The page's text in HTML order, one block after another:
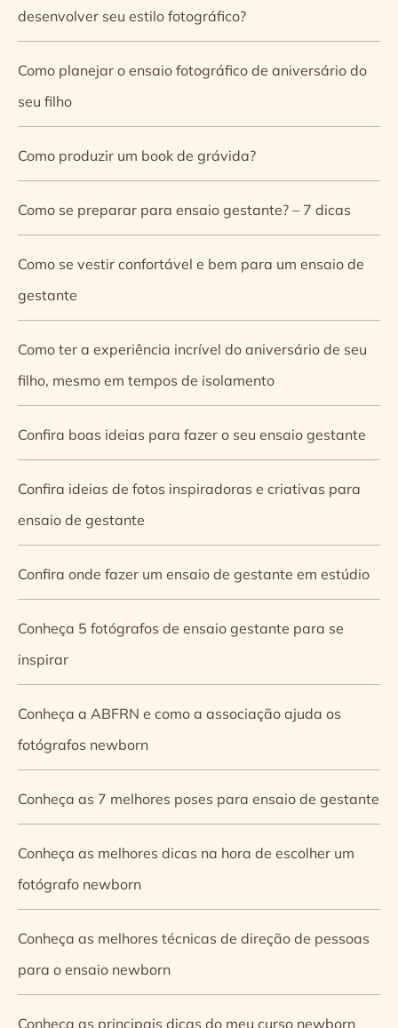
desenvolver seu estilo fotográfico?
Como planejar o ensaio fotográfico de aniversário do
seu filho
Como produzir um book de grávida?
Como se preparar para ensaio gestante? – 7 dicas
Como se vestir confortável e bem para um ensaio de
gestante
Como ter a experiência incrível do aniversário de seu
filho, mesmo em tempos de isolamento
Confira boas ideias para fazer o seu ensaio gestante
Confira ideias de fotos inspiradoras e criativas para
ensaio de gestante
Confira onde fazer um ensaio de gestante em estúdio
Conheça 5 fotógrafos de ensaio gestante para se
inspirar
Conheça a ABFRN e como a associação ajuda os
fotógrafos newborn
Conheça as 7 melhores poses para ensaio de gestante
Conheça as melhores dicas na hora de escolher um
fotógrafo newborn
Conheça as melhores técnicas de direção de pessoas
para o ensaio newborn
Conheça as principais dicas do meu curso newborn